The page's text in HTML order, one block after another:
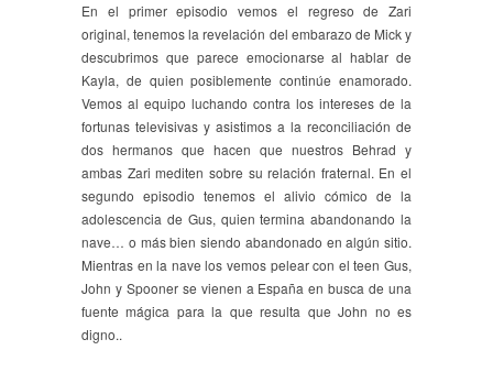
En el primer episodio vemos el regreso de Zari
original, tenemos la revelación del embarazo de Mick y
descubrimos que parece emocionarse al hablar de
Kayla, de quien posiblemente continúe enamorado.
Vemos al equipo luchando contra los intereses de la
fortunas televisivas y asistimos a la reconciliación de
dos hermanos que hacen que nuestros Behrad y
ambas Zari mediten sobre su relación fraternal. En el
segundo episodio tenemos el alivio cómico de la
adolescencia de Gus, quien termina abandonando la
nave… o más bien siendo abandonado en algún sitio.
Mientras en la nave los vemos pelear con el teen Gus,
John y Spooner se vienen a España en busca de una
fuente mágica para la que resulta que John no es
digno..